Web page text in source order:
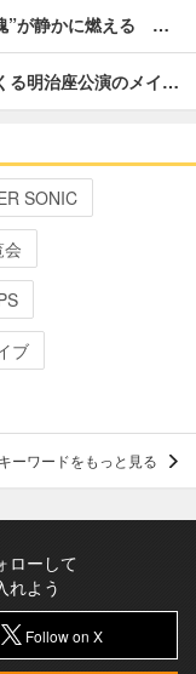
”が静かに燃える …
る明治座公演のメイ…
SONIC
ブ
キーワードをもっと見る
ローして
れよう
Follow on X